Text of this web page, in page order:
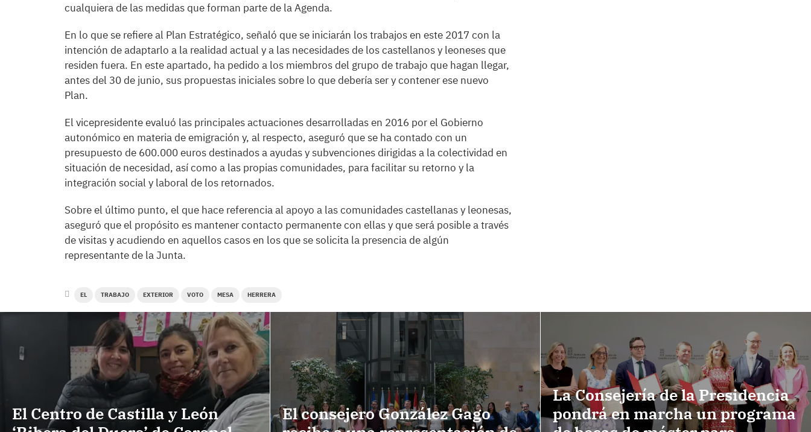
cualquiera de las medidas que forman parte de la Agenda.
En lo que se refiere al Plan Estratégico, señaló que se iniciarán los trabajos en este 2017 con la
intención de adaptarlo a la realidad actual y a las necesidades de los castellanos y leoneses que
residen fuera. En este apartado, ha pedido a los miembros del grupo de trabajo que hagan llegar,
antes del 30 de junio, sus propuestas iniciales sobre lo que debería ser y contener ese nuevo
Plan.
El vicepresidente evaluó las principales actuaciones desarrolladas en 2016 por el Gobierno
autonómico en materia de emigración y, al respecto, aseguró que se ha contado con un
presupuesto de 600.000 euros destinados a ayudas y subvenciones dirigidas a la colectividad en
situación de necesidad, así como a las propias comunidades, para facilitar su retorno y la
integración social y laboral de los retornados.
Sobre el último punto, el que hace referencia al apoyo a las comunidades castellanas y leonesas,
aseguró que el propósito es mantener contacto permanente con ellas y que será posible a través
de visitas y acudiendo en aquellos casos en los que se solicita la presencia de algún
representante de la Junta.
EL TRABAJO EXTERIOR VOTO MESA HERRERA
El Centro de Castilla y León
El consejero González Gago
La Consejería de la Presidencia
pondrá en marcha un programa